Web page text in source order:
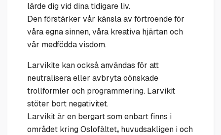
lärde dig vid dina tidigare liv.
Den förstärker vår känsla av förtroende för
våra egna sinnen, våra kreativa hjärtan och
vår medfödda visdom.
Larvikite kan också användas för att
neutralisera eller avbryta oönskade
trollformler och programmering. Larvikit
stöter bort negativitet.
Larvikit är en bergart som enbart finns i
området kring Oslofältet, huvudsakligen i och